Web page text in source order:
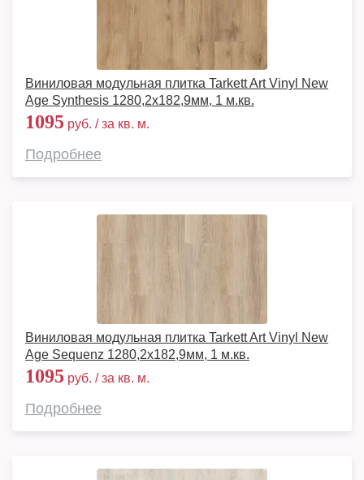
Виниловая модульная плитка Tarkett Art Vinyl New
Age Synthesis 1280,2х182,9мм, 1 м.кв.
1095 руб. / за кв. м.
Подробнее
Виниловая модульная плитка Tarkett Art Vinyl New
Age Sequenz 1280,2х182,9мм, 1 м.кв.
1095 руб. / за кв. м.
Подробнее